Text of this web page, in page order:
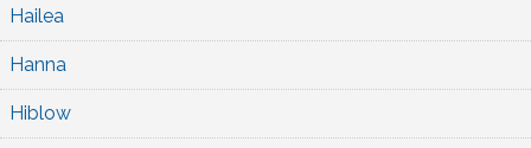
Hailea
Hanna
Hiblow